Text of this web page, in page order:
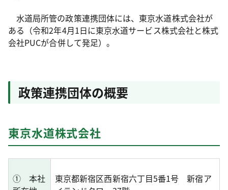
水道局所管の政策連携団体には、東京水道株式会社が
ある（令和2年4月1日に東京水道サービス株式会社と株式
会社PUCが合併して発足）。
政策連携団体の概要
東京水道株式会社
① 本社
東京都新宿区西新宿六丁目5番1号 新宿ア